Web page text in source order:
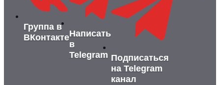
Группа в
ВКонтактеНаписать
в
Telegram Подписаться
на Telegram
канал